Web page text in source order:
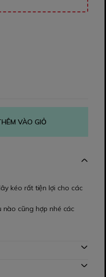
VÀO GIỎ
kéo rất tiện lợi cho các
nào cũng hợp nhé các